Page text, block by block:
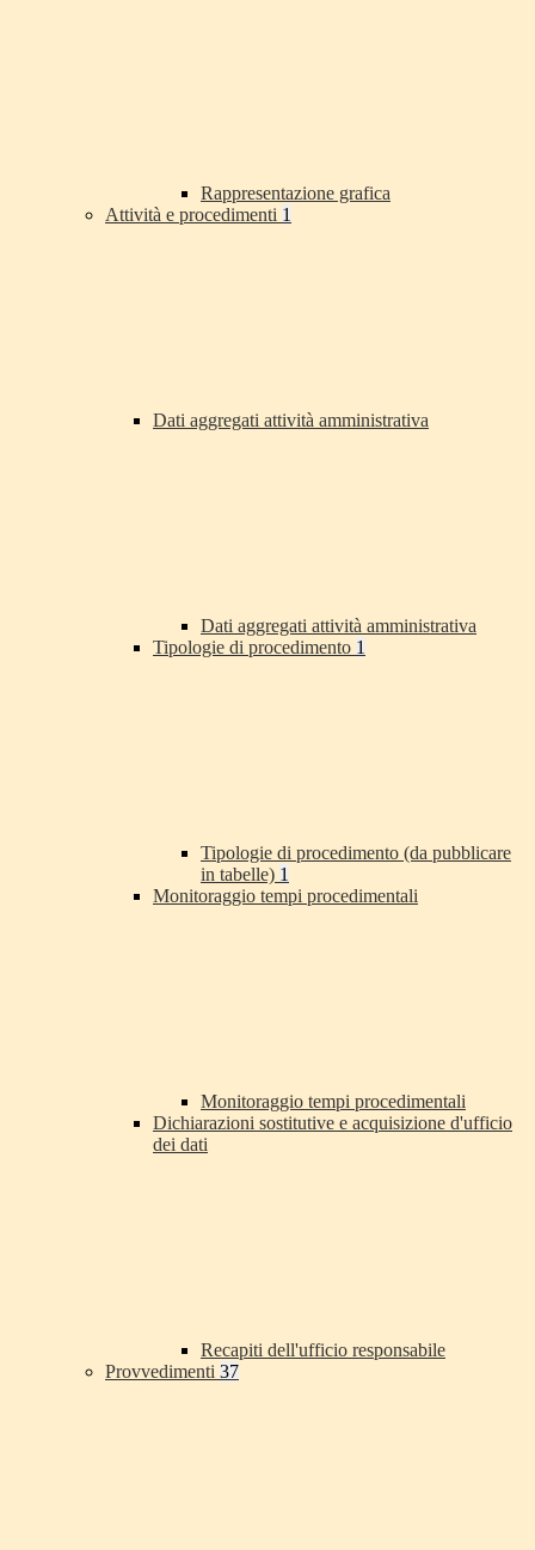
Rappresentazione grafica
Attività e procedimenti 1
Dati aggregati attività amministrativa
Dati aggregati attività amministrativa
Tipologie di procedimento 1
Tipologie di procedimento (da pubblicare
in tabelle) 1
Monitoraggio tempi procedimentali
Monitoraggio tempi procedimentali
Dichiarazioni sostitutive e acquisizione d'ufficio
dei dati
Recapiti dell'ufficio responsabile
Provvedimenti 37